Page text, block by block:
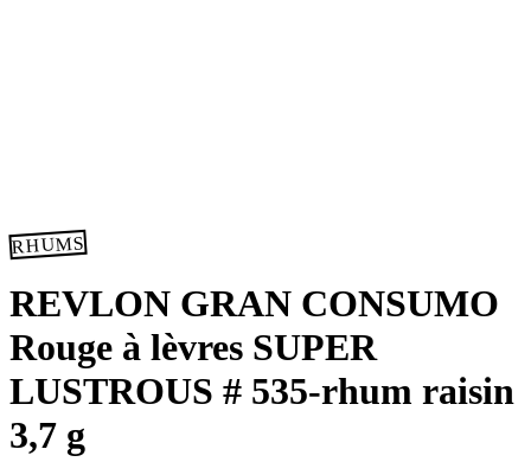
RHUMS
REVLON GRAN CONSUMO
Rouge à lèvres SUPER
LUSTROUS # 535-rhum raisin
3,7 g